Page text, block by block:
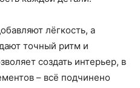
лёгкость, а
точный ритм и
создать интерьер, в
– всё подчинено